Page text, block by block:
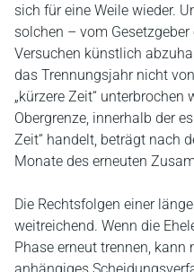
sich für eine Weile wieder.
solchen – vom
Versuchen künstlich
das Trennungsjahr nicht
„kürzere Zeit“ unterbrochen
Obergrenze, innerhalb der
Zeit“ handelt, beträgt nach
Monate des erneuten
Die Rechtsfolgen einer
weitreichend. Wenn die
Phase erneut trennen,